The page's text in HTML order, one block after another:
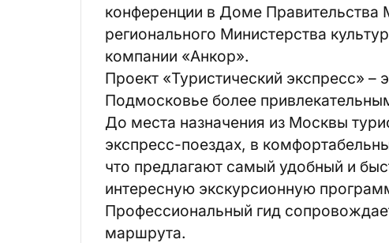
конференции в Доме Правительства
регионального Министерства
компании «Анкор».
Проект «Туристический экспресс» –
Подмосковье более
До места назначения из Москвы
экспресс-поездах, в
что предлагают самый удобный и
интересную экскурсионную
Профессиональный гид
маршрута.